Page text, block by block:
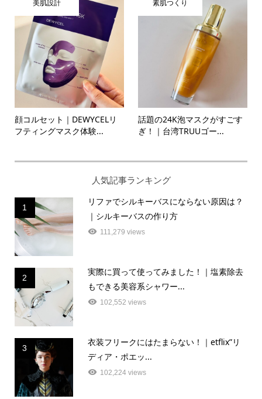
美肌設計
顔コルセット｜DEWYCELリ
フティングマスク体験...
素肌つくり
話題の24K泡マスクがすごす
ぎ！｜台湾TRUUゴー...
人気記事ランキング
1
リファでシルキーバスにならない原因は？
｜シルキーバスの作り方
111,279 views
2
実際に買って使ってみました！｜塩素除去
もできる美容系シャワー...
102,552 views
3
衣装フリークにはたまらない！｜etflix”リ
ディア・ポエッ...
102,224 views